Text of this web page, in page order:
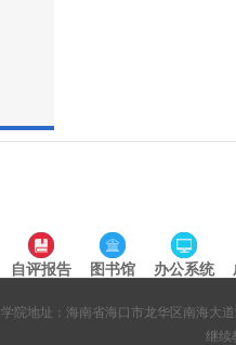
自评报告 图书馆 办公系统
学院地址：海南省海口市龙华区南海大道
继续